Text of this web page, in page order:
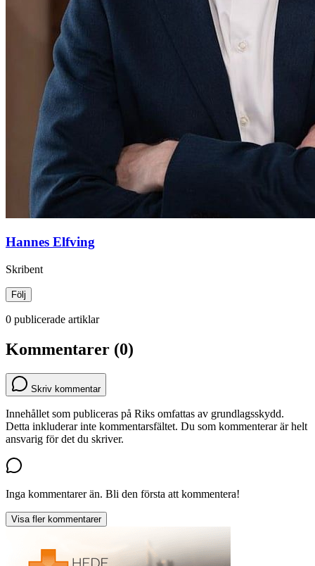
Hannes Elfving
Skribent
Följ
0 publicerade artiklar
Kommentarer (0)
Skriv kommentar
Innehållet som publiceras på Riks omfattas av grundlagsskydd.
Detta inkluderar inte kommentarsfältet. Du som kommenterar är helt
ansvarig för det du skriver.
Inga kommentarer än. Bli den första att kommentera!
Visa fler kommentarer